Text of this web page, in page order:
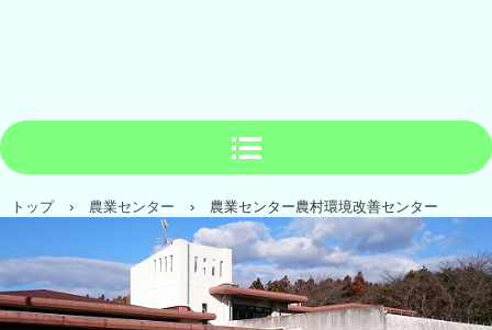
トップ › 農業センター › 農業センター農村環境改善センター